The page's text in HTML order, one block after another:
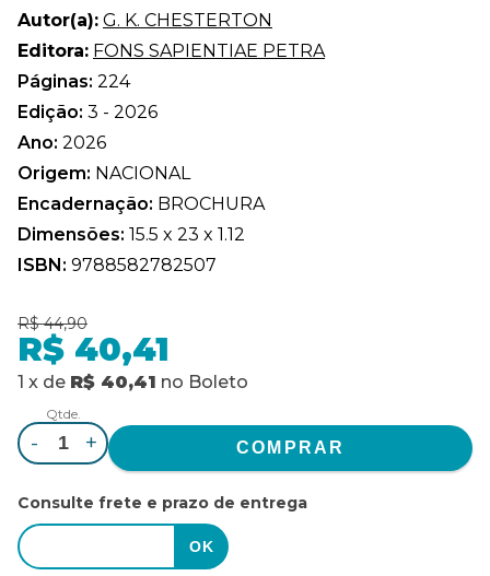
Autor(a): G. K. CHESTERTON
Editora: FONS SAPIENTIAE PETRA
Páginas: 224
Edição: 3 - 2026
Ano: 2026
Origem: NACIONAL
Encadernação: BROCHURA
Dimensões: 15.5 x 23 x 1.12
ISBN: 9788582782507
R$ 44,90
R$ 40,41
1 x de R$ 40,41 no Boleto
Qtde.
- +
Consulte frete e prazo de entrega